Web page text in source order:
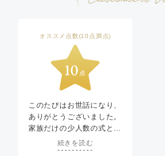
オススメ点数(10点満点)
このたびはお世話になり、
ありがとうございました。
家族だけの少人数の式とは
いえ、無事に形になるのか
最初は心配もありました
続きを読む